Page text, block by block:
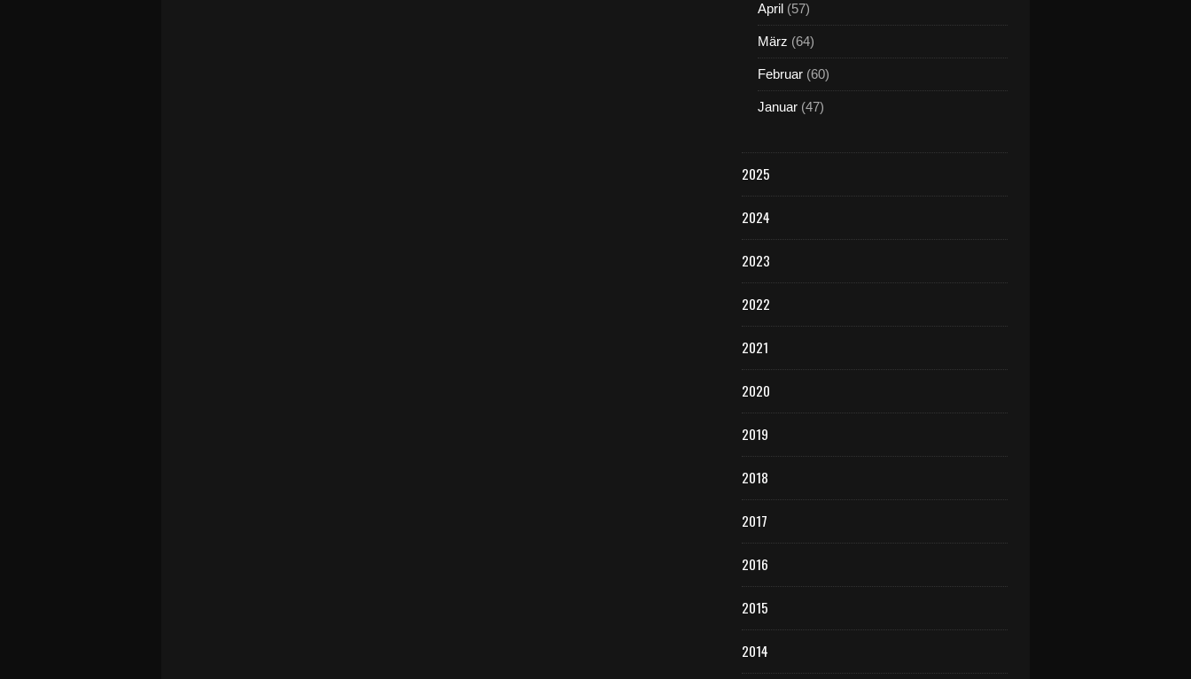
April (57)
März (64)
Februar (60)
Januar (47)
2025
2024
2023
2022
2021
2020
2019
2018
2017
2016
2015
2014